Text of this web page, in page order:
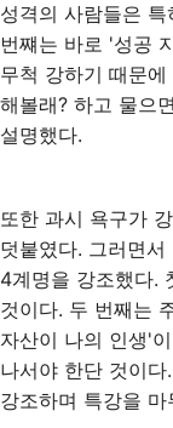
성격의 사람들은
번쨰는 바로 '성공
무척 강하기 때문
해볼래? 하고 물으
설명했다.
또한 과시 욕구가
덧붙였다. 그러면
4계명을 강조했다.
것이다. 두 번째는
자산이 나의 인생'
나서야 한단 것이
강조하며 특강을 마